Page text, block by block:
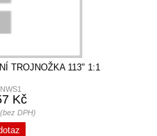
TROJNOŽKA 113" 1:1
Kč
DPH)